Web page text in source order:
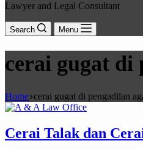
Lawyer and Legal Consultant
Search Menu
cerai gugat di
Home cerai gugat di pengadilan
Cerai Talak dan